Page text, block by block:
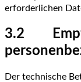
erforderlichen
3.2
Der technische